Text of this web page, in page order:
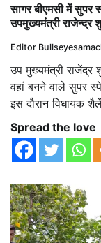
सागर बीएमसी में सुपर
उपमुख्यमंत्री राजेन्द्र
Editor
उप मुख्यमंत्री
वहां बनने वाले सुपर
इस दौरान विधायक
Spread the love